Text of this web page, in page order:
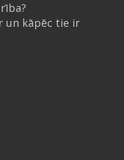
un kāpēc tie ir